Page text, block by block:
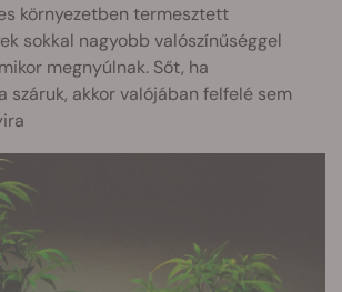
környezetben termesztett
sokkal nagyobb valószínűséggel
megnyúlnak. Sőt, ha
száruk, akkor valójában felfelé sem